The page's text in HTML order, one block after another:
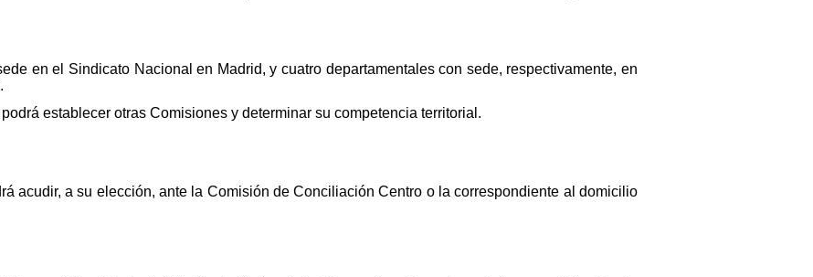
en el Sindicato Nacional en Madrid, y cuatro departamentales con sede, respectivamente, en
establecer otras Comisiones y determinar su competencia territorial.
acudir, a su elección, ante la Comisión de Conciliación Centro o la correspondiente al domicilio